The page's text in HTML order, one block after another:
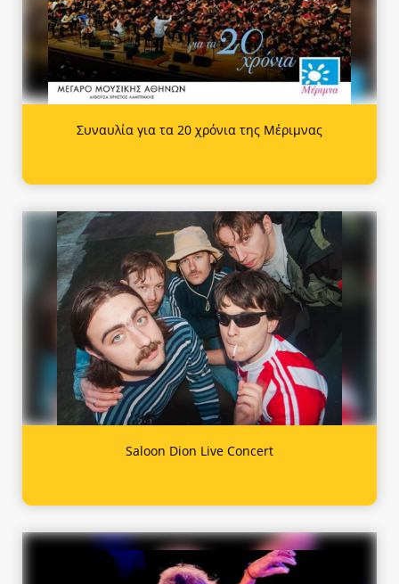
Συναυλία για τα 20 χρόνια της Μέριμνας
Saloon Dion Live Concert